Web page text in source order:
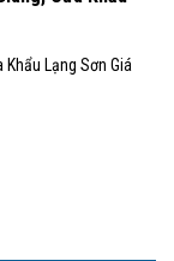
Lạng Sơn Giá